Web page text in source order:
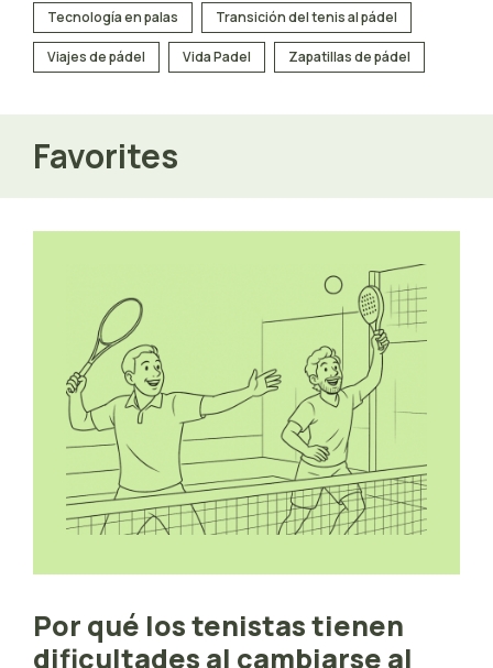
Tecnología en palas Transición del tenis al pádel
Viajes de pádel Vida Padel Zapatillas de pádel
Favorites
Por qué los tenistas tienen
dificultades al cambiarse al